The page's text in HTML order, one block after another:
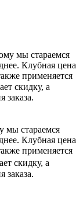
мы стараемся
Клубная цена
применяется
скидку, а
заказа.
мы стараемся
Клубная цена
применяется
скидку, а
заказа.